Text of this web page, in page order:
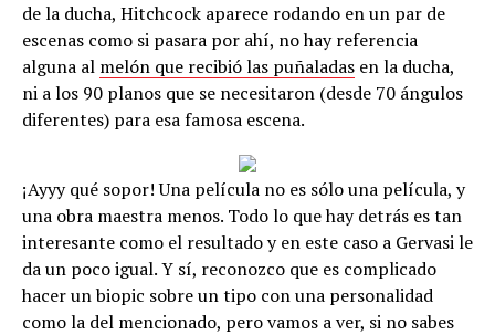
de la ducha, Hitchcock aparece rodando en un par de
escenas como si pasara por ahí, no hay referencia
alguna al melón que recibió las puñaladas en la ducha,
ni a los 90 planos que se necesitaron (desde 70 ángulos
diferentes) para esa famosa escena.
¡Ayyy qué sopor! Una película no es sólo una película, y
una obra maestra menos. Todo lo que hay detrás es tan
interesante como el resultado y en este caso a Gervasi le
da un poco igual. Y sí, reconozco que es complicado
hacer un biopic sobre un tipo con una personalidad
como la del mencionado, pero vamos a ver, si no sabes